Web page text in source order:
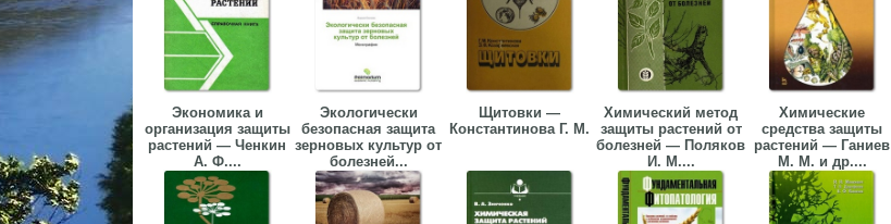
Экономика и
организация защиты
растений — Ченкин
А. Ф....
Экологически
безопасная защита
зерновых культур от
болезней...
Щитовки —
Константинова Г. М.
Химический метод
защиты растений от
болезней — Поляков
И. М....
Химические
средства защиты
растений — Ганиев
М. М. и др....